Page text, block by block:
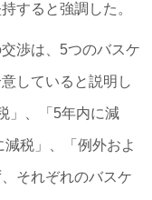
すると強調した。
渉は、5つのバスケ
していると説明し
」、「5年内に減
税」、「例外およ
それぞれのバスケ